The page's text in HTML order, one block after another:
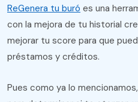
ReGenera tu buró es una
con la mejora de tu historial
mejorar tu score para que
préstamos y créditos.
Pues como ya lo